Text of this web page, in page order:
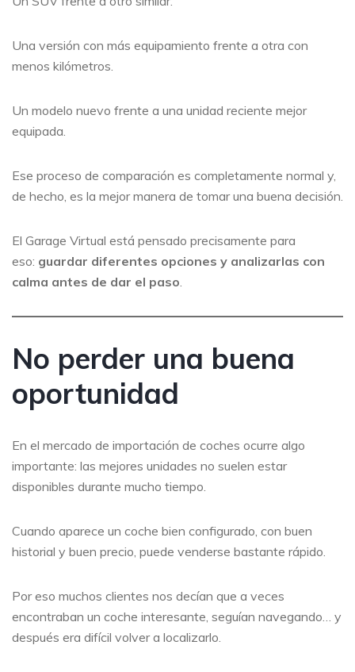
Una versión con más equipamiento frente a otra con
menos kilómetros.
Un modelo nuevo frente a una unidad reciente mejor
equipada.
Ese proceso de comparación es completamente normal y,
de hecho, es la mejor manera de tomar una buena decisión.
El Garage Virtual está pensado precisamente para
eso: guardar diferentes opciones y analizarlas con
calma antes de dar el paso
No perder una buena
oportunidad
En el mercado de importación de coches ocurre algo
importante: las mejores unidades no suelen estar
disponibles durante mucho tiempo.
Cuando aparece un coche bien configurado, con buen
historial y buen precio, puede venderse bastante rápido.
Por eso muchos clientes nos decían que a veces
encontraban un coche interesante, seguían navegando… y
después era difícil volver a localizarlo.